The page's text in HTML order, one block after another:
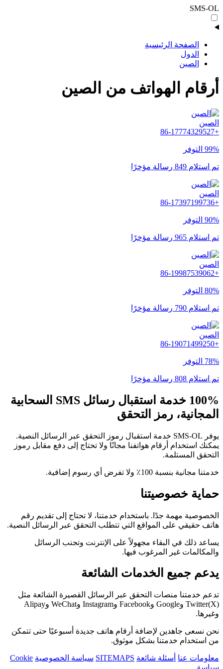
SMS-OL
الصفحة الرئيسية
الدول
الصين
أرقام الهواتف من الصين
الصين
+86-17774329527
99% التوفر
تم استلام 849 رسالة مؤخرًا
الصين
+86-17397199736
90% التوفر
تم استلام 965 رسالة مؤخرًا
الصين
+86-19987539062
80% التوفر
تم استلام 790 رسالة مؤخرًا
الصين
+86-19071499250
78% التوفر
تم استلام 808 رسالة مؤخرًا
100% خدمة استقبال رسائل SMS السحابية
المجانية، رمز التحقق
يوفر SMS-OL خدمة استقبال رموز التحقق عبر الرسائل النصية.
يمكنك استخدام أرقام هواتفنا مجانًا ولا تحتاج إلى دفع مقابل رموز
التحقق المستلمة.
خدمتنا مجانية بنسبة 100٪ ولا تفرض أي رسوم إضافية.
حماية خصوصيتنا
الخصوصية مهمة جدًا. باستخدام خدمتنا، لا تحتاج إلى تقديم رقم
هاتف حقيقي على المواقع التي تتطلب التحقق عبر الرسائل النصية.
يساعد ذلك في البقاء مجهولاً على الإنترنت وتجنب الرسائل
والمكالمات غير المرغوب فيها.
يدعم جميع الخدمات الشائعة
تدعم خدمتنا منصات التحقق عبر الرسائل القصيرة الشائعة مثل
Twitter(X) وGoogle وFacebook وInstagram وWeChat وAlipay
وغيرها.
نحن نسعى جاهدين لإضافة أرقام هاتف جديدة أسبوعيًا حتى تتمكن
من استخدام خدمتنا بشكل موثوق.
معلومات عنا أسئلة شائعة SITEMAPS سياسة الخصوصية Cookie